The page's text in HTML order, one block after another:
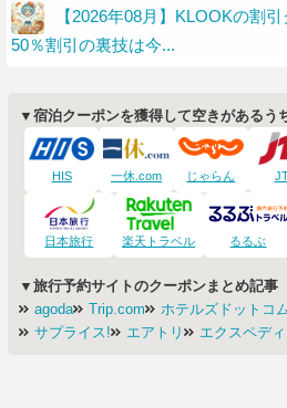
【2026年08月】KLOOKの割
50％割引の裏技は今...
▼宿泊クーポンを獲得して空きがあるう
HIS 一休.com じゃらん
日本旅行 楽天トラベル るるぶ
▼旅行予約サイトのクーポンまとめ記事
agoda
Trip.com ホテルズドットコ
サプライス!
エアトリ エクスペデ